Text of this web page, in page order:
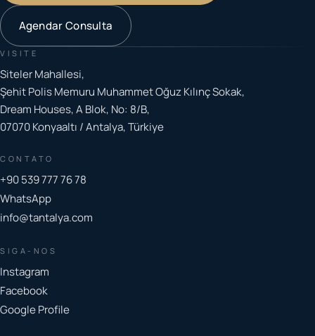
Agendar Consulta
VISITE
Siteler Mahallesi,
Şehit Polis Memuru Muhammet Oğuz Kılınç Sokak,
Dream Houses, A Blok, No: 8/B,
07070 Konyaaltı / Antalya, Türkiye
CONTATO
+90 539 777 76 78
WhatsApp
info@tantalya.com
SIGA-NOS
Instagram
Facebook
Google Profile